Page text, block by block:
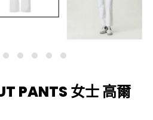
PANTS 女士 高爾